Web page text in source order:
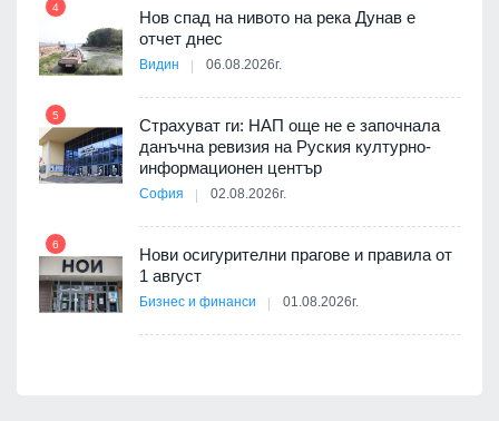
4
Нов спад на нивото на река Дунав е
отчет днес
Видин 06.08.2026г.
5
Страхуват ги: НАП още не е започнала
данъчна ревизия на Руския културно-
информационен център
София 02.08.2026г.
6
Нови осигурителни прагове и правила от
1 август
Бизнес и финанси 01.08.2026г.